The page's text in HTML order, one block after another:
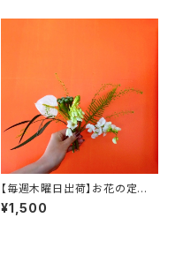
【毎週木曜日出荷】お花の定期
便「 ７DELI FLOWER' S 」【郵
便ポストに届くフラワー(生花)７
¥1,500